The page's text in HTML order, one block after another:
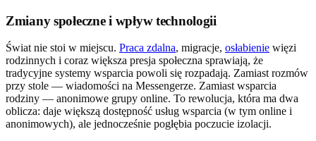
Zmiany społeczne i wpływ technologii
Świat nie stoi w miejscu. Praca zdalna, migracje, osłabienie więzi
rodzinnych i coraz większa presja społeczna sprawiają, że
tradycyjne systemy wsparcia powoli się rozpadają. Zamiast rozmów
przy stole — wiadomości na Messengerze. Zamiast wsparcia
rodziny — anonimowe grupy online. To rewolucja, która ma dwa
oblicza: daje większą dostępność usług wsparcia (w tym online i
anonimowych), ale jednocześnie pogłębia poczucie izolacji.